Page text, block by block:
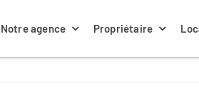
Notre agence Propriétaire